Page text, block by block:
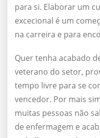
para si. Elaborar um
excecional é um
na carreira e para
Quer tenha acabado
veterano do setor,
tempo livre para se
vencedor. Por mais
muitas pessoas não
de enfermagem e